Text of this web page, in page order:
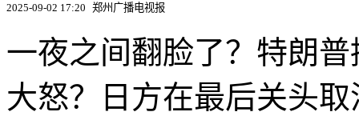
2025-09-02 17:20 郑州广播电视报
一夜之间翻脸了？特朗
大怒？日方在最后关头